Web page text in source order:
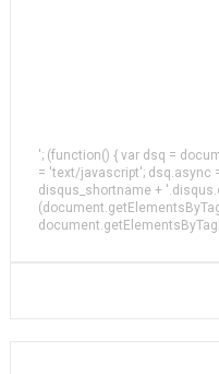
'; (function() { var dsq =
= 'text/javascript'; dsq.async
disqus_shortname +